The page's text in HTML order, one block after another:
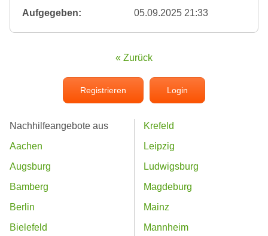
Aufgegeben:
05.09.2025 21:33
« Zurück
Registrieren Login
Nachhilfeangebote aus
Aachen
Augsburg
Bamberg
Berlin
Bielefeld
Krefeld
Leipzig
Ludwigsburg
Magdeburg
Mainz
Mannheim